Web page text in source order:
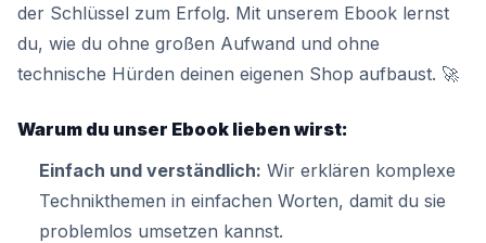
der Schlüssel zum Erfolg. Mit unserem Ebook lernst
du, wie du ohne großen Aufwand und ohne
technische Hürden deinen eigenen Shop aufbaust. 🚀
Warum du unser Ebook lieben wirst:
Einfach und verständlich: Wir erklären komplexe
Technikthemen in einfachen Worten, damit du sie
problemlos umsetzen kannst.